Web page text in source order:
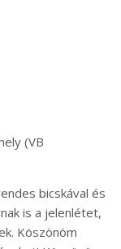
(VB
bicskával és
is a jelenlétet,
Köszönöm